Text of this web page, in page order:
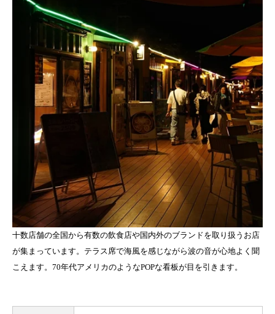
十数店舗の全国から有数の飲食店や国内外のブランドを取り扱うお店
が集まっています。テラス席で海風を感じながら波の音が心地よく聞
こえます。70年代アメリカのようなPOPな看板が目を引きます。